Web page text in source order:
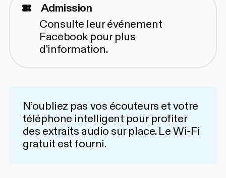
Admission
Consulte leurévénement
Facebookpour plus
d'information.
N’oubliez pas vos écouteurs et votre
téléphone intelligent pour profiter
des extraits audio sur place. Le Wi-Fi
gratuit est fourni.